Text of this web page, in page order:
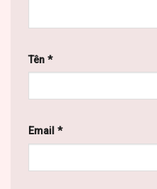
Tên *
Email *